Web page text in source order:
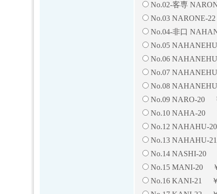
No.02-客専
No.03 NARONE-22
No.04-非口
No.05
No.06
No.07
No.08
No.09 NARO-20
No.10 NAHA-20
No.12 NAHAHU-
No.13 NAHAHU-
No.14 NASHI-20
No.15 MANI-20
No.16 KANI-21